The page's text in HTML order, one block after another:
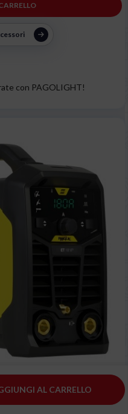
AL CARRELLO
con PAGOLIGHT!
Tig